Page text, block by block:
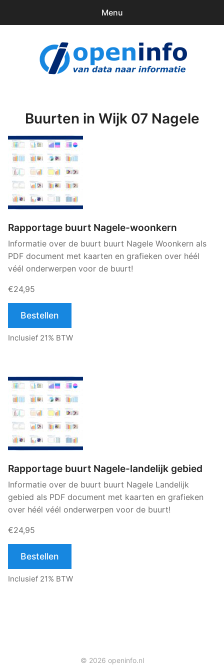
Menu
Downloads
Buurten in Wijk 07 Nagele
Rapportage buurt Nagele-woonkern
Informatie over de buurt buurt Nagele Woonkern als
PDF document met kaarten en grafieken over héél
véél onderwerpen voor de buurt!
€24,95
Bestellen
Inclusief 21% BTW
Rapportage buurt Nagele-landelijk gebied
Informatie over de buurt buurt Nagele Landelijk
gebied als PDF document met kaarten en grafieken
over héél véél onderwerpen voor de buurt!
€24,95
Bestellen
Inclusief 21% BTW
© 2026 openinfo.nl